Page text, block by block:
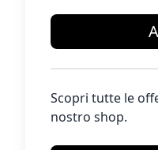
Scopri tutte le
nostro shop.